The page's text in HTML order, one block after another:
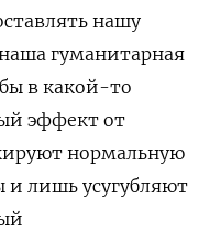
нашу
гуманитарная
в какой-то
эффект от
нормальную
и лишь усугубляют